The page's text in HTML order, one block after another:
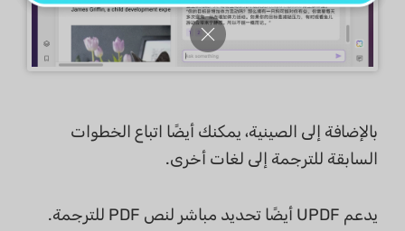
بالإضافة إلى الصينية، يمكنك أيضًا اتباع الخطوات
السابقة للترجمة إلى لغات أخرى.
يدعم UPDF أيضًا تحديد مباشر لنص PDF للترجمة.